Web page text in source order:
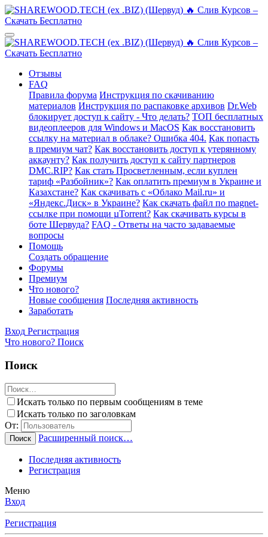
Отзывы
FAQ
Правила форума Инструкция по скачиванию
материалов Инструкция по распаковке архивов Dr.Web
блокирует доступ к сайту - Что делать? ТОП бесплатных
видеоплееров для Windows и MacOS Как восстановить
ссылку на материал в облаке? Ошибка 404. Как попасть
в премиум чат? Как восстановить доступ к утерянному
аккаунту? Как получить доступ к сайту партнеров
DMC.RIP? Как стать Просветленным, если куплен
тариф «Разбойник»? Как оплатить премиум в Украине и
Казахстане? Как скачивать с «Облако Mail.ru» и
«Яндекс.Диск» в Украине? Как скачать файл по magnet-
ссылке при помощи µTorrent? Как скачивать курсы в
боте Шервуда? FAQ - Ответы на часто задаваемые
вопросы
Помощь
Создать обращение
Форумы
Премиум
Что нового?
Новые сообщения Последняя активность
Заработать
Вход Регистрация
Что нового? Поиск
Поиск
Искать только по первым сообщениям в теме
Искать только по заголовкам
От:
Поиск Расширенный поиск…
Последняя активность
Регистрация
Меню
Вход
Регистрация